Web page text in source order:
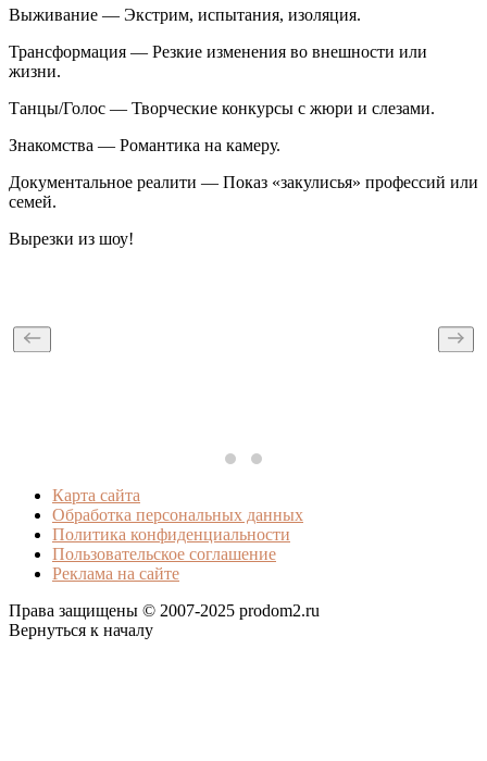
Выживание — Экстрим, испытания, изоляция.
Трансформация — Резкие изменения во внешности или
жизни.
Танцы/Голос — Творческие конкурсы с жюри и слезами.
Знакомства — Романтика на камеру.
Документальное реалити — Показ «закулисья» профессий или
семей.
Вырезки из шоу!
Карта сайта
Обработка персональных данных
Политика конфиденциальности
Пользовательское соглашение
Реклама на сайте
Права защищены © 2007-2025 prodom2.ru
Вернуться к началу